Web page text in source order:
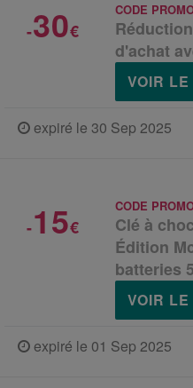
-30€
CODE
d'achat
VOIR LE
expiré le 30 Sep 2025
-15€
CODE
Clé à
Édition
batteries
VOIR LE
expiré le 01 Sep 2025